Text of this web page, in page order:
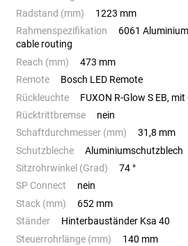
Radstand (mm)
1223 mm
Rahmenspezifikation
6061
cable routing
Reach (mm)
473 mm
Remote
Bosch LED Remote
Rückleuchte
FUXON R-Glow S EB,
Rücktrittbremse
nein
Schaftdurchmesser (mm)
31,8 mm
Schutzbleche
Aluminiumschutzblech
Sitzrohrwinkel (Grad)
74 °
SP Connect
nein
Stack (mm)
652 mm
Ständer
Hinterbauständer Ksa 40
Steuerrohrlänge (mm)
140 mm